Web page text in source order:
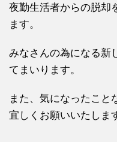
夜勤生活者からの脱却
ます。
みなさんの為になる新
てまいります。
また、気になったこと
宜しくお願いいたしま